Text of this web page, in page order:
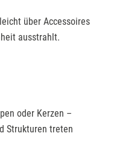
über Accessoires
ausstrahlt.
oder Kerzen –
Strukturen treten